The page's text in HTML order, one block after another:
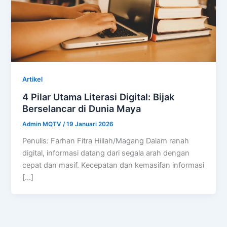
Artikel
4 Pilar Utama Literasi Digital: Bijak
Berselancar di Dunia Maya
Admin MQTV /19 Januari 2026
Penulis: Farhan Fitra Hillah/Magang Dalam ranah
digital, informasi datang dari segala arah dengan
cepat dan masif. Kecepatan dan kemasifan informasi
[…]